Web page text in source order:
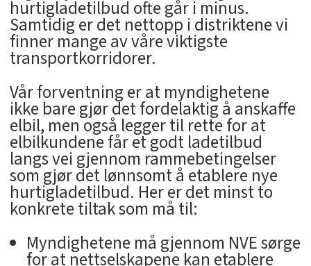
hurtigladetilbud ofte går i minus.
Samtidig er det nettopp i distriktene vi
finner mange av våre viktigste
transportkorridorer.
Vår forventning er at myndighetene
ikke bare gjør det fordelaktig å anskaffe
elbil, men også legger til rette for at
elbilkundene får et godt ladetilbud
langs vei gjennom rammebetingelser
som gjør det lønnsomt å etablere nye
hurtigladetilbud. Her er det minst to
konkrete tiltak som må til:
Myndighetene må gjennom NVE sørge
for at nettselskapene kan etablere